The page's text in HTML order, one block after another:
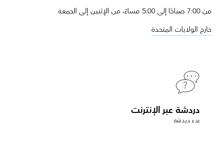
من 7:00 صباحًا إلى 5:00 مساءً، من الإثنين إلى الجمعة
خارج الولايات المتحدة
دردشة عبر الإنترنت
بدء دردشة